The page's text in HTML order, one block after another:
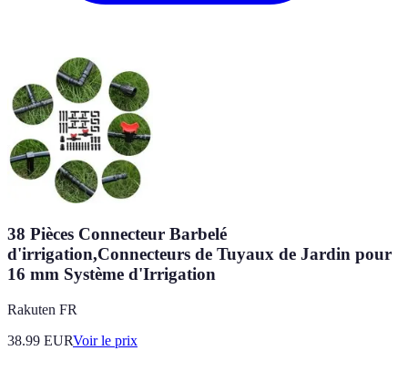
38 Pièces Connecteur Barbelé
d'irrigation,Connecteurs de Tuyaux de Jardin pour
16 mm Système d'Irrigation
Rakuten FR
38.99 EURVoir le prix